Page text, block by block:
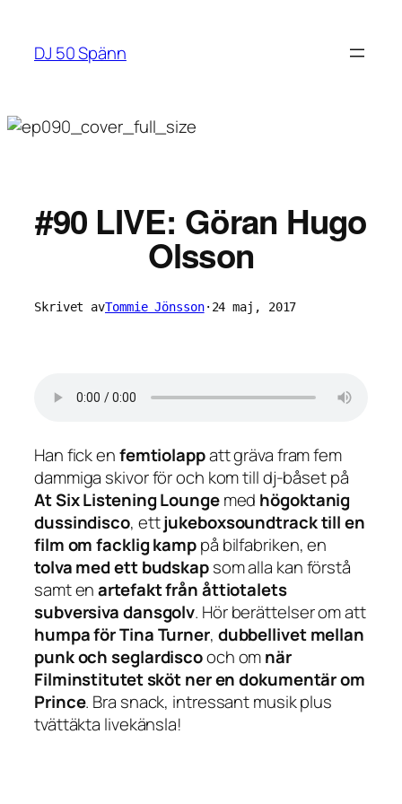
innehåll
DJ 50 Spänn
#90 LIVE: Göran Hugo
Olsson
Skrivet avTommie Jönsson· 24 maj, 2017
Han fick enfemtiolappatt gräva fram fem
dammiga skivor för och kom till dj-båset på
At Six Listening Loungemed högoktanig
dussindisco, ettjukeboxsoundtrack till en
film om facklig kamppå bilfabriken, en
tolva med ett budskapsom alla kan förstå
samt enartefakt från åttiotalets
subversiva dansgolv. Hör berättelser om att
humpa för Tina Turner, dubbellivet mellan
punk och seglardiscooch omnär
Filminstitutet sköt ner en dokumentär om
Prince. Bra snack, intressant musik plus
tvättäkta livekänsla!